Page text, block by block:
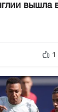
вышла
1